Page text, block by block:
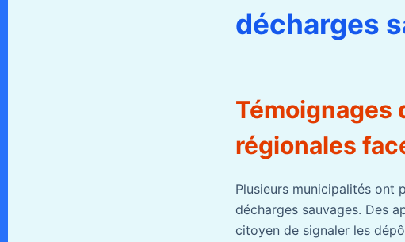
décharges
Témoignages
régionales
Plusieurs municipalités ont
décharges sauvages. Des
citoyen de signaler les